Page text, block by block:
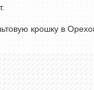
крошку в